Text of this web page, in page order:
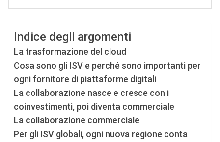
Indice degli argomenti
La trasformazione del cloud
Cosa sono gli ISV e perché sono importanti per
ogni fornitore di piattaforme digitali
La collaborazione nasce e cresce con i
coinvestimenti, poi diventa commerciale
La collaborazione commerciale
Per gli ISV globali, ogni nuova regione conta